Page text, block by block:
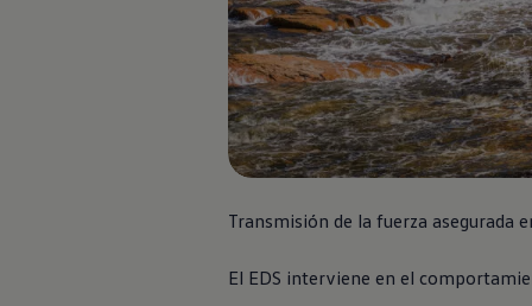
Transmisión de la fuerza asegurada
El EDS interviene en el